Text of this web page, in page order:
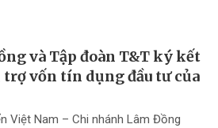
và Tập đoàn T&T ký kết
vốn tín dụng đầu tư của
Việt Nam – Chi nhánh Lâm Đồng